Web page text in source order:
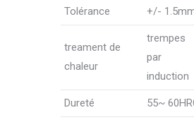
Tolérance +/-
treament de
chaleur
trempes
par
induction
Dureté 55~